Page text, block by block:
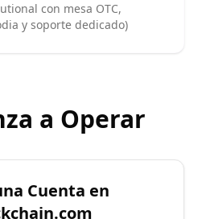
con mesa OTC,
y soporte dedicado)
a Operar
Cuenta en